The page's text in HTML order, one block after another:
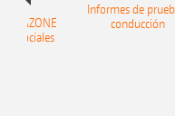
AMAZONE
sociales
Informes de
conducción